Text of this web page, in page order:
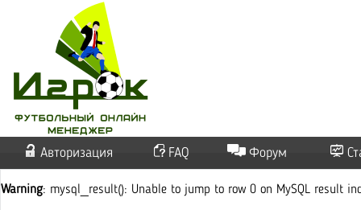
Авторизация FAQ Форум
Warning: mysql_result(): Unable to jump to row 0 on MySQL result